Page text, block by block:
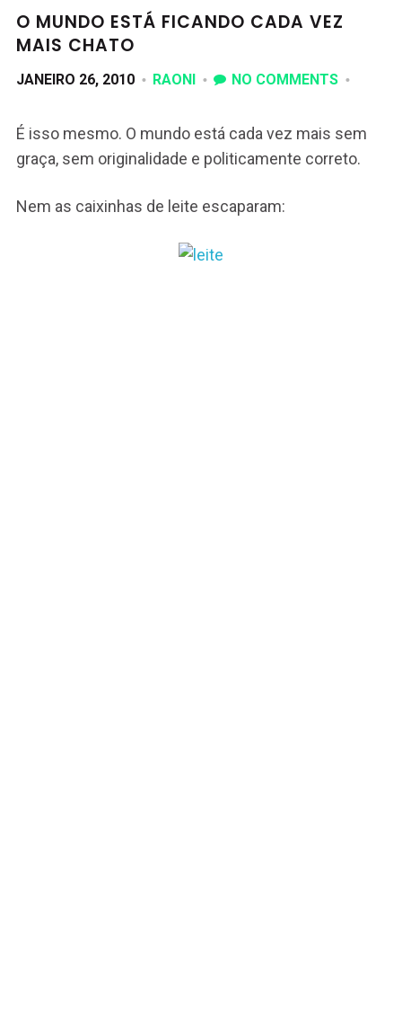
O MUNDO ESTÁ FICANDO CADA VEZ
MAIS CHATO
JANEIRO 26, 2010 RAONI NO COMMENTS
É isso mesmo. O mundo está cada vez mais sem
graça, sem originalidade e politicamente correto.
Nem as caixinhas de leite escaparam: